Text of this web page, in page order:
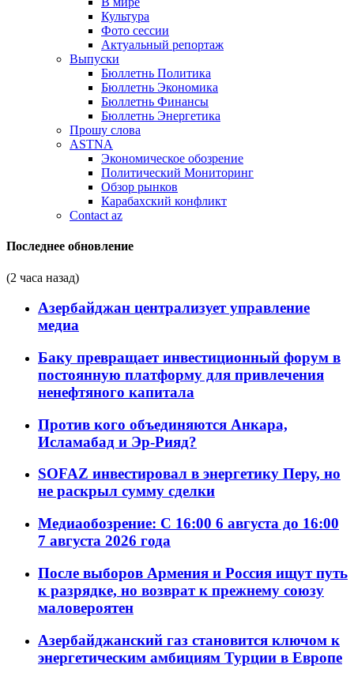
Культура
Фото сессии
Актуальный репортаж
Выпуски
Бюллетнь Политика
Бюллетнь Экономика
Бюллетнь Финансы
Бюллетнь Энергетика
Прошу слова
ASTNA
Экономическое обозрение
Политический Мониторинг
Обзор рынков
Карабахский конфликт
Contact az
Последнее обновление
(2 часа назад)
Азербайджан централизует управление
медиа
Баку превращает инвестиционный форум в
постоянную платформу для привлечения
ненефтяного капитала
Против кого объединяются Анкара,
Исламабад и Эр-Рияд?
SOFAZ инвестировал в энергетику Перу, но
не раскрыл сумму сделки
Медиаобозрение: С 16:00 6 августа до 16:00
7 августа 2026 года
После выборов Армения и Россия ищут путь
к разрядке, но возврат к прежнему союзу
маловероятен
Азербайджанский газ становится ключом к
энергетическим амбициям Турции в Европе